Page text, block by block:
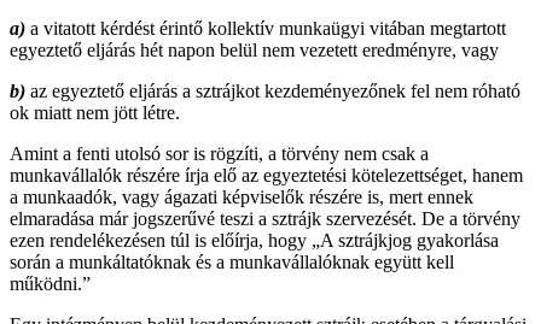
a) a vitatott kérdést érintő kollektív munkaügyi vitában megtartott
egyeztető eljárás hét napon belül nem vezetett eredményre, vagy
b) az egyeztető eljárás a sztrájkot kezdeményezőnek fel nem róható
ok miatt nem jött létre.
Amint a fenti utolsó sor is rögzíti, a törvény nem csak a
munkavállalók részére írja elő az egyeztetési kötelezettséget, hanem
a munkaadók, vagy ágazati képviselők részére is, mert ennek
elmaradása már jogszerűvé teszi a sztrájk szervezését. De a törvény
ezen rendelékezésen túl is előírja, hogy „A sztrájkjog gyakorlása
során a munkáltatóknak és a munkavállalóknak együtt kell
működni.”